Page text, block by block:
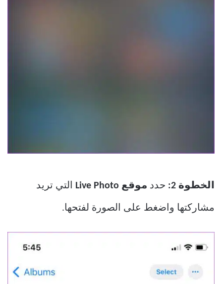
الخطوة 2: حدد موقع Live Photo التي تريد
مشاركتها واضغط على الصورة لفتحها.